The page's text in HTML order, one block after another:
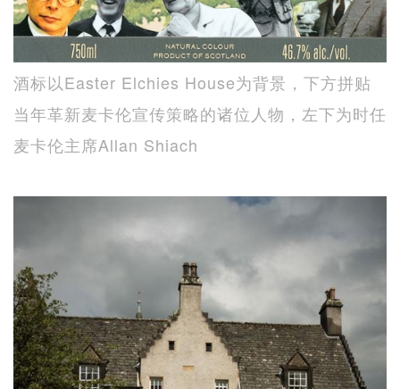
酒标以Easter Elchies House为背景，下方拼贴
当年革新麦卡伦宣传策略的诸位人物，左下为时任
麦卡伦主席Allan Shiach